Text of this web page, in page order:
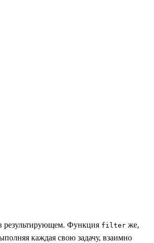
результирующем. Функция filter же,
каждая свою задачу, взаимно